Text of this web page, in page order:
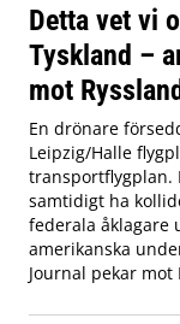
Detta vet vi
Tyskland –
mot
En drönare
Leipzig/Halle
transportflygplan.
samtidigt ha
federala åklagare
amerikanska
Journal pekar mot